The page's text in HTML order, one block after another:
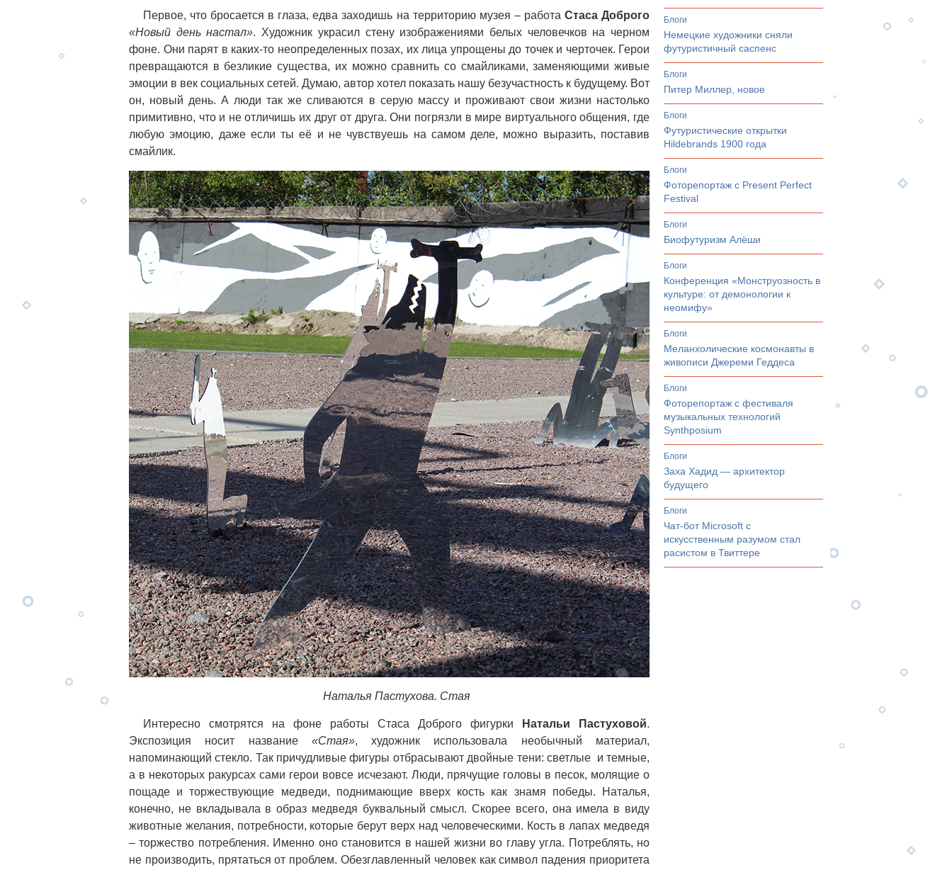
Первое, что бросается в глаза, едва заходишь на территорию музея – работа Стаса Доброго
«Новый день настал». Художник украсил стену изображениями белых человечков на черном
фоне. Они парят в каких-то неопределенных позах, их лица упрощены до точек и черточек. Герои
превращаются в безликие существа, их можно сравнить со смайликами, заменяющими живые
эмоции в век социальных сетей. Думаю, автор хотел показать нашу безучастность к будущему. Вот
он, новый день. А люди так же сливаются в серую массу и проживают свои жизни настолько
примитивно, что и не отличишь их друг от друга. Они погрязли в мире виртуального общения, где
любую эмоцию, даже если ты её и не чувствуешь на самом деле, можно выразить, поставив
смайлик.
Наталья Пастухова. Стая
Интересно смотрятся на фоне работы Стаса Доброго фигурки Натальи Пастуховой.
Экспозиция носит название «Стая», художник использовала необычный материал,
напоминающий стекло. Так причудливые фигуры отбрасывают двойные тени: светлые и темные,
а в некоторых ракурсах сами герои вовсе исчезают. Люди, прячущие головы в песок, молящие о
пощаде и торжествующие медведи, поднимающие вверх кость как знамя победы. Наталья,
конечно, не вкладывала в образ медведя буквальный смысл. Скорее всего, она имела в виду
животные желания, потребности, которые берут верх над человеческими. Кость в лапах медведя
– торжество потребления. Именно оно становится в нашей жизни во главу угла. Потреблять, но
не производить, прятаться от проблем. Обезглавленный человек как символ падения приоритета
Блоги
Немецкие художники сняли
футуристичный саспенс
Блоги
Питер Миллер, новое
Блоги
Футуристические открытки
Hildebrands 1900 года
Блоги
Фоторепортаж с Present Perfect
Festival
Блоги
Биофутуризм Алёши
Блоги
Конференция «Монструозность в
культуре: от демонологии к
неомифу»
Блоги
Меланхолические космонавты в
живописи Джереми Геддеса
Блоги
Фоторепортаж с фестиваля
музыкальных технологий
Synthposium
Блоги
Заха Хадид — архитектор
будущего
Блоги
Чат-бот Microsoft с
искусственным разумом стал
расистом в Твиттере